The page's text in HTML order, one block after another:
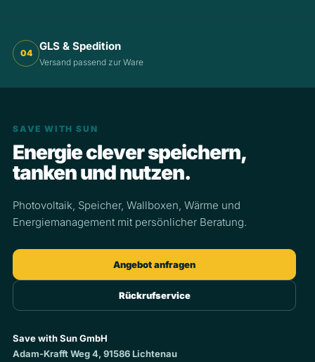
04
GLS & Spedition
Versand passend zur Ware
SAVE WITH SUN
Energie clever speichern,
tanken und nutzen.
Photovoltaik, Speicher, Wallboxen, Wärme und
Energiemanagement mit persönlicher Beratung.
Angebot anfragen
Rückrufservice
Save with Sun GmbH
Adam-Krafft Weg 4, 91586 Lichtenau